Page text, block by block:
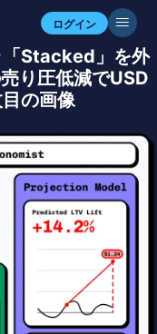
ログイン
Stacked」を外
り圧低減でUSD
の画像